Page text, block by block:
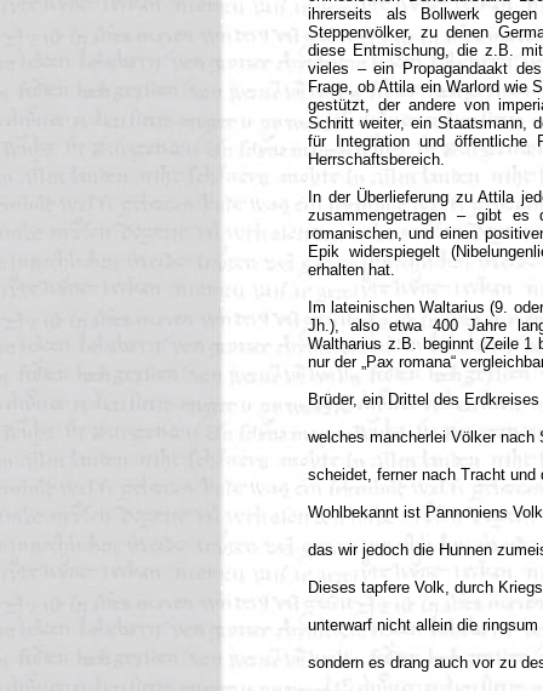
ihrerseits als Bollwerk
Steppenvölker, zu denen
diese Entmischung, die z.B.
vieles – ein Propagandaakt
Frage, ob Attila ein Warlord wie
gestützt, der andere von
Schritt weiter, ein Staatsmann,
für Integration und öffentliche
Herrschaftsbereich.
In der Überlieferung zu Attila
zusammengetragen – gibt es
romanischen, und einen
Epik widerspiegelt
erhalten hat.
Im lateinischen Waltarius (9.
Jh.), also etwa 400 Jahre
Waltharius z.B. beginnt (Zeile 1
nur der „Pax romana“
Brüder, ein Drittel des
welches mancherlei Völker nach
scheidet, ferner nach Tracht
Wohlbekannt ist Pannoniens
das wir jedoch die Hunnen
Dieses tapfere Volk, durch
unterwarf nicht allein die ringsum
sondern es drang auch vor zu